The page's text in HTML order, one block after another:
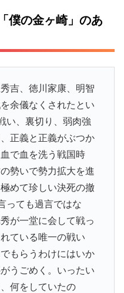
僕の金ヶ崎」のあ
吉、徳川家康、明智
余儀なくされたとい
い、裏切り、弱肉強
正義と正義がぶつか
で血を洗う戦国時
勢いで勢力拡大を進
めて珍しい決死の撤
っても過言ではな
が一堂に会して戦っ
ている唯一の戦い
もらうわけにはいか
うごめく。いったい
何をしていたの